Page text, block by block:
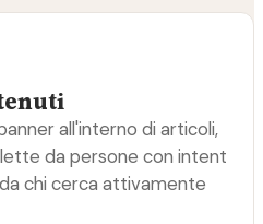
all'interno di articoli,
da persone con intent
chi cerca attivamente